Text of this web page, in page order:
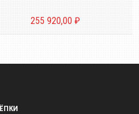
255 920,00 ₽